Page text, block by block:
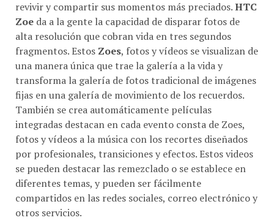
revivir y compartir sus momentos más preciados.HTC
Zoe da a la gente la capacidad de disparar fotos de
alta resolución que cobran vida en tres segundos
fragmentos. Estos Zoes, fotos y vídeos se visualizan de
una manera única que trae la galería a la vida y
transforma la galería de fotos tradicional de imágenes
fijas en una galería de movimiento de los recuerdos.
También se crea automáticamente películas
integradas destacan en cada evento consta de Zoes,
fotos y vídeos a la música con los recortes diseñados
por profesionales, transiciones y efectos. Estos videos
se pueden destacar las remezclado o se establece en
diferentes temas, y pueden ser fácilmente
compartidos en las redes sociales, correo electrónico y
otros servicios.